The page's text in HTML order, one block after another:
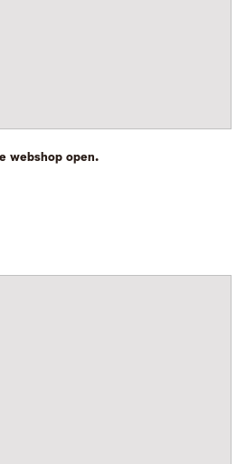
webshop open.